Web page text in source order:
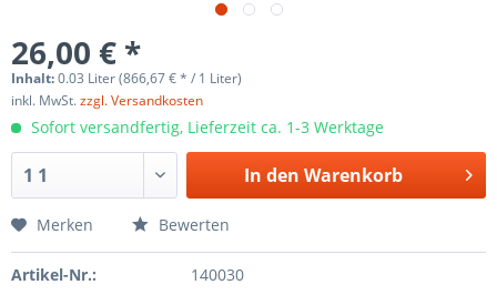
26,00 € *
Inhalt:0.03 Liter (866,67 € * / 1 Liter)
inkl. MwSt.zzgl. Versandkosten
Sofort versandfertig, Lieferzeit ca. 1-3 Werktage
In den Warenkorb
Merken Bewerten
Artikel-Nr.: 140030